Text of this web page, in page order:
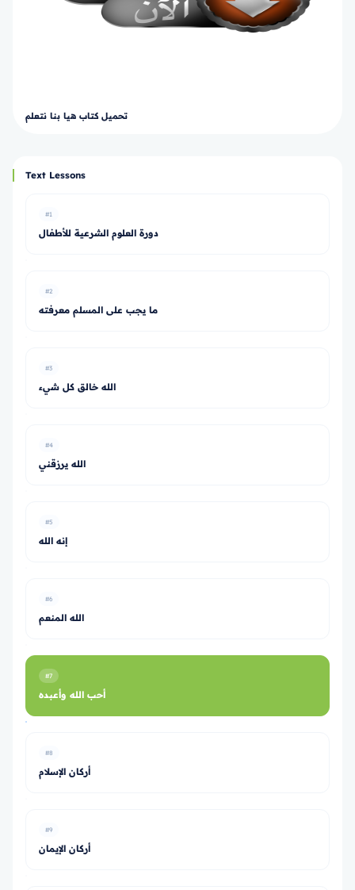
تحميل كتاب هيا بنا نتعلم
Text Lessons
#1
دورة العلوم الشرعية للأطفال
#2
ما يجب على المسلم معرفته
#3
الله خالق كل شيء
#4
الله يرزقني
#5
إنه الله
#6
الله المنعم
#7
أحب الله وأعبده
#8
أركان الإسلام
#9
أركان الإيمان